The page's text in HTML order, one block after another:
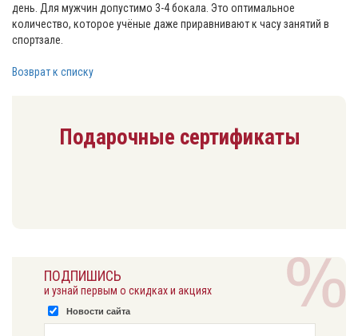
день. Для мужчин допустимо 3-4 бокала. Это оптимальное
количество, которое учёные даже приравнивают к часу занятий в
спортзале.
Возврат к списку
Подарочные сертификаты
ПОДПИШИСЬ
и узнай первым о скидках и акциях
Новости сайта